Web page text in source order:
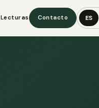
Lecturas Contacto ES